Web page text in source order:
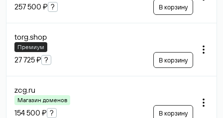
257 500 ₽ ? В корзину
torg.shop
Премиум
27 725 ₽ ? В корзину
zcg.ru
Магазин доменов
154 500 ₽ ? В корзину